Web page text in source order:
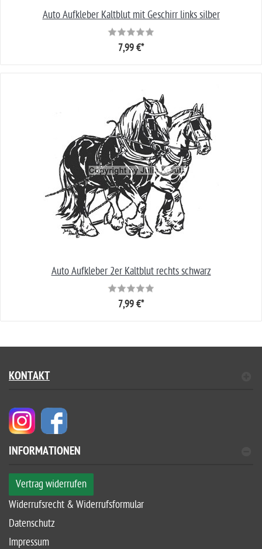
Auto Aufkleber Kaltblut mit Geschirr links silber
7,99 €*
Auto Aufkleber 2er Kaltblut rechts schwarz
7,99 €*
KONTAKT
INFORMATIONEN
Vertrag widerrufen
Widerrufsrecht & Widerrufsformular
Datenschutz
Impressum